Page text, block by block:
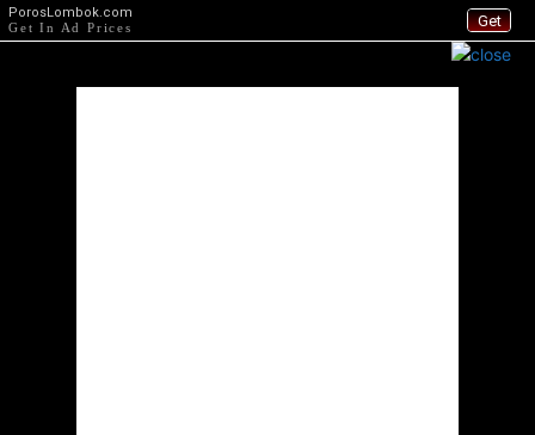
Get
PorosLombok.com
Get In Ad Prices